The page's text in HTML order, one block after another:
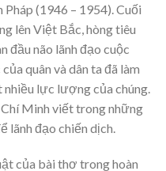
(1946 – 1954). Cuối
lên Việt Bắc, hòng tiêu
đầu não lãnh đạo cuộc
quân và dân ta đã làm
lực lượng của chúng.
Minh viết trong những
lãnh đạo chiến dịch.
của bài thơ trong hoàn